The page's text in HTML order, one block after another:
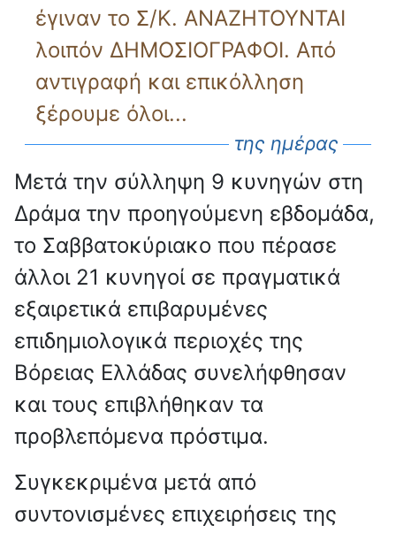
έγιναν το Σ/Κ. ΑΝΑΖΗΤΟΥΝΤΑΙ
λοιπόν ΔΗΜΟΣΙΟΓΡΑΦΟΙ. Από
αντιγραφή και επικόλληση
ξέρουμε όλοι...
της ημέρας
Μετά την σύλληψη 9 κυνηγών στη
Δράμα την προηγούμενη εβδομάδα,
το Σαββατοκύριακο που πέρασε
άλλοι 21 κυνηγοί σε πραγματικά
εξαιρετικά επιβαρυμένες
επιδημιολογικά περιοχές της
Βόρειας Ελλάδας συνελήφθησαν
και τους επιβλήθηκαν τα
προβλεπόμενα πρόστιμα.
Συγκεκριμένα μετά από
συντονισμένες επιχειρήσεις της